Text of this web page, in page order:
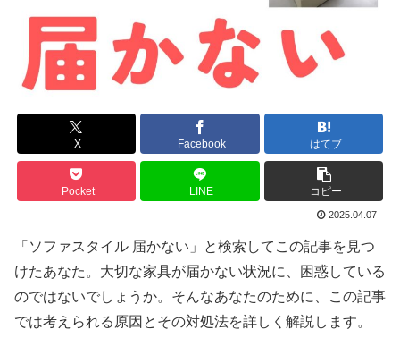
X Facebook はてブ
Pocket LINE コピー
2025.04.07
「ソファスタイル 届かない」と検索してこの記事を見つ
けたあなた。大切な家具が届かない状況に、困惑している
のではないでしょうか。そんなあなたのために、この記事
では考えられる原因とその対処法を詳しく解説します。